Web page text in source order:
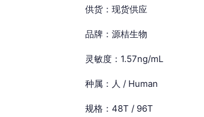
供货：现货供应
品牌：源桔生物
灵敏度：1.57ng/mL
种属：人 / Human
规格：48T / 96T